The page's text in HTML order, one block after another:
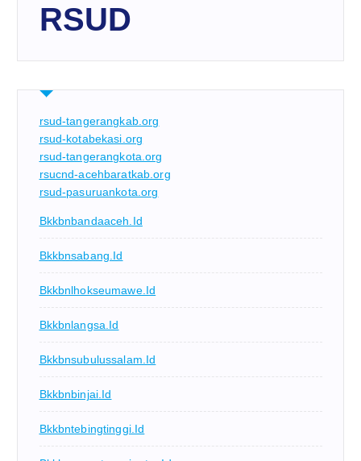
RSUD
rsud-tangerangkab.org
rsud-kotabekasi.org
rsud-tangerangkota.org
rsucnd-acehbaratkab.org
rsud-pasuruankota.org
Bkkbnbandaaceh.id
Bkkbnsabang.id
Bkkbnlhokseumawe.id
Bkkbnlangsa.id
Bkkbnsubulussalam.id
Bkkbnbinjai.id
Bkkbntebingtinggi.id